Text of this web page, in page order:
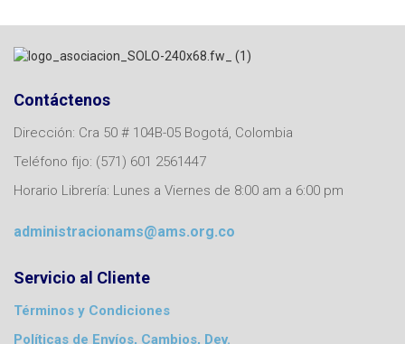
Contáctenos
Dirección: Cra 50 # 104B-05 Bogotá, Colombia
Teléfono fijo: (571) 601 2561447
Horario Librería: Lunes a Viernes de 8:00 am a 6:00 pm
administracionams@ams.org.co
Servicio al Cliente
Términos y Condiciones
Políticas de Envíos, Cambios, Dev.